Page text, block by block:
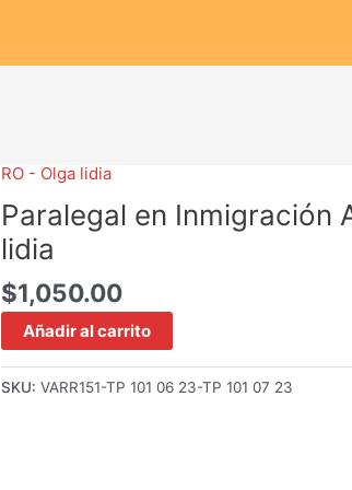
RO - Olga lidia
Paralegal en Inmigración
lidia
$1,050.00
Paralegal
en
Inmigración
Avanzado–
Olga
lidia
cantidad
Añadir al carrito
SKU: VARR151-TP 101 06 23-TP 101 07 23